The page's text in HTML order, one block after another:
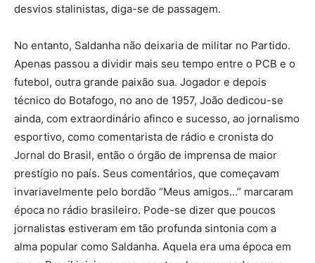
desvios stalinistas, diga-se de passagem.
No entanto, Saldanha não deixaria de militar no Partido.
Apenas passou a dividir mais seu tempo entre o PCB e o
futebol, outra grande paixão sua. Jogador e depois
técnico do Botafogo, no ano de 1957, João dedicou-se
ainda, com extraordinário afinco e sucesso, ao jornalismo
esportivo, como comentarista de rádio e cronista do
Jornal do Brasil, então o órgão de imprensa de maior
prestígio no país. Seus comentários, que começavam
invariavelmente pelo bordão “Meus amigos…” marcaram
época no rádio brasileiro. Pode-se dizer que poucos
jornalistas estiveram em tão profunda sintonia com a
alma popular como Saldanha. Aquela era uma época em